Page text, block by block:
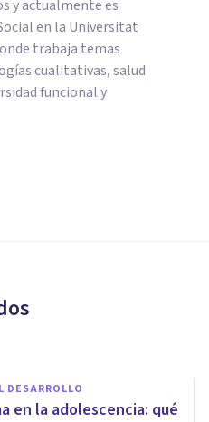
y actualmente es
en la Universitat
trabaja temas
cualitativas, salud
funcional y
DESARROLLO
en la adolescencia: qué